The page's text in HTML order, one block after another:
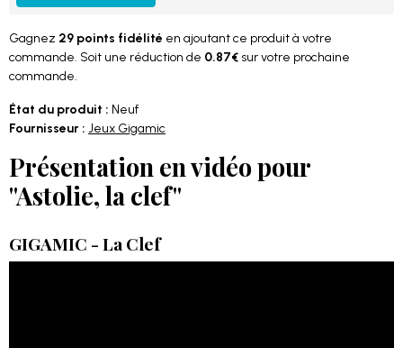
Gagnez 29 points fidélité en ajoutant ce produit à votre
commande. Soit une réduction de 0.87€ sur votre prochaine
commande.
État du produit : Neuf
Fournisseur : Jeux Gigamic
Présentation en vidéo pour
"Astolie, la clef"
GIGAMIC - La Clef